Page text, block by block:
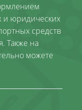
и юридических
средств
Также на
можете